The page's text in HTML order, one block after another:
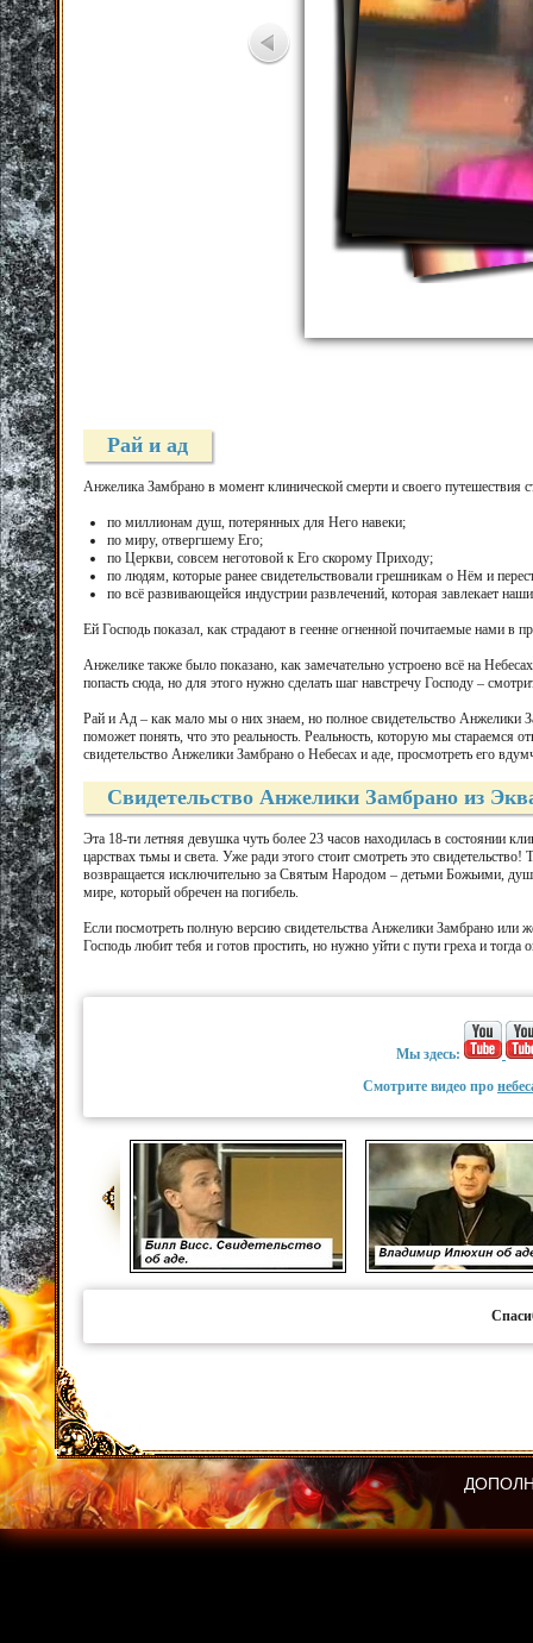
Рай и ад
Анжелика Замбрано в момент клинической смерти и своего путешествия
по миллионам душ, потерянных для Него навеки;
по миру, отвергшему Его;
по Церкви, совсем неготовой к Его скорому Приходу;
по людям, которые ранее свидетельствовали грешникам о Нём и
по всё развивающейся индустрии развлечений, которая завлекает
Ей Господь показал, как страдают в геенне огненной почитаемые
Анжелике также было показано, как замечательно устроено всё на
попасть сюда, но для этого нужно сделать шаг навстречу Господу –
Рай и Ад – как мало мы о них знаем, но полное свидетельство Анжелики
поможет понять, что это реальность. Реальность, которую мы стараемся
свидетельство Анжелики Замбрано о Небесах и аде, просмотреть его
Свидетельство Анжелики Замбрано из
Эта 18-ти летняя девушка чуть более 23 часов находилась в состоянии
царствах тьмы и света. Уже ради этого стоит смотреть это
возвращается исключительно за Святым Народом – детьми Божьими,
мире, который обречен на погибель.
Если посмотреть полную версию свидетельства Анжелики Замбрано или
Господь любит тебя и готов простить, но нужно уйти с пути греха и
Мы здесь:
Смотрите видео про